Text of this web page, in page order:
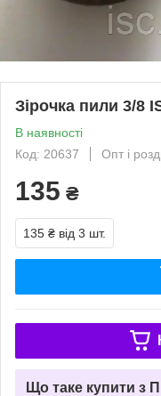
Зірочка пили 3/8
В наявності
Код: 20637
Опт і
135 ₴
135 ₴ від 3 шт.
Що таке купити з